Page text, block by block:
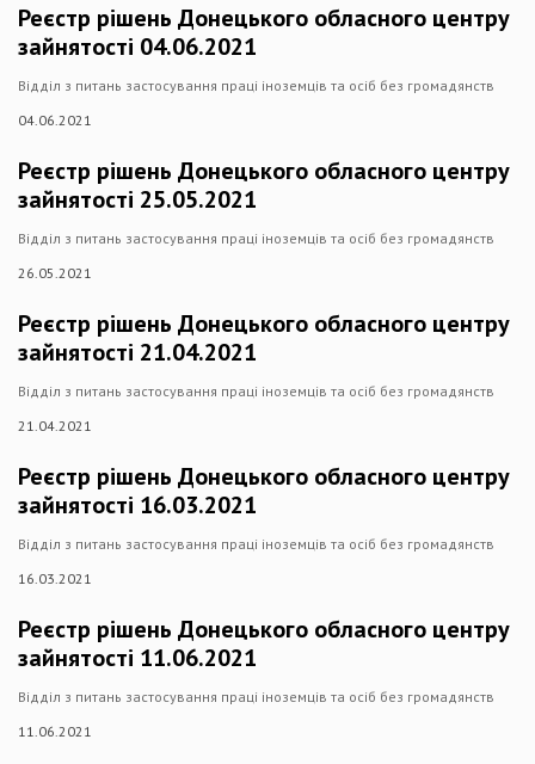
Реєстр рішень Донецького обласного центру
зайнятості 04.06.2021
Відділ з питань застосування праці іноземців та осіб без громадянств
04.06.2021
Реєстр рішень Донецького обласного центру
зайнятості 25.05.2021
Відділ з питань застосування праці іноземців та осіб без громадянств
26.05.2021
Реєстр рішень Донецького обласного центру
зайнятості 21.04.2021
Відділ з питань застосування праці іноземців та осіб без громадянств
21.04.2021
Реєстр рішень Донецького обласного центру
зайнятості 16.03.2021
Відділ з питань застосування праці іноземців та осіб без громадянств
16.03.2021
Реєстр рішень Донецького обласного центру
зайнятості 11.06.2021
Відділ з питань застосування праці іноземців та осіб без громадянств
11.06.2021